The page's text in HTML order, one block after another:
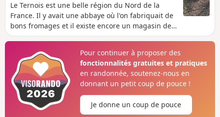
Le Ternois est une belle région du Nord de la
France. Il y avait une abbaye où l'on fabriquait de
bons fromages et il existe encore un magasin de
produits locaux.
Pour continuer à proposer des
fonctionnalités gratuites et pratiques
en randonnée, soutenez-nous en
donnant un petit coup de pouce !
Je donne un coup de pouce